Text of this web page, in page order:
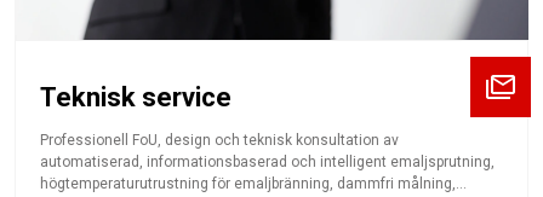
Teknisk service
Professionell FoU, design och teknisk konsultation av
automatiserad, informationsbaserad och intelligent emaljsprutning,
högtemperaturutrustning för emaljbränning, dammfri målning,